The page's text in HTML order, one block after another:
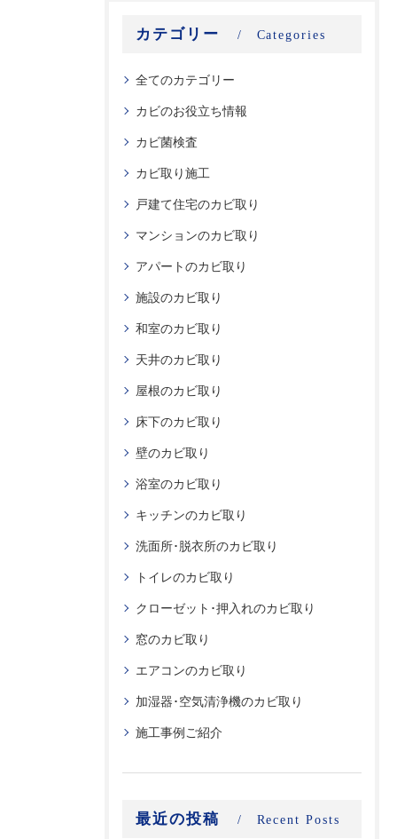
カテゴリー Categories
全てのカテゴリー
カビのお役立ち情報
カビ菌検査
カビ取り施工
戸建て住宅のカビ取り
マンションのカビ取り
アパートのカビ取り
施設のカビ取り
和室のカビ取り
天井のカビ取り
屋根のカビ取り
床下のカビ取り
壁のカビ取り
浴室のカビ取り
キッチンのカビ取り
洗面所･脱衣所のカビ取り
トイレのカビ取り
クローゼット･押入れのカビ取り
窓のカビ取り
エアコンのカビ取り
加湿器･空気清浄機のカビ取り
施工事例ご紹介
最近の投稿 Recent Posts